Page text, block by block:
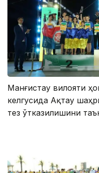
Манғистау вилояти
келгусида Ақтау
тез ўтказилишини